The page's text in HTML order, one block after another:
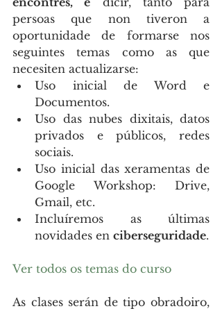
persoas que non tiveron a
oportunidade de formarse nos
seguintes temas como as que
necesiten actualizarse:
Uso inicial de Word e
Documentos.
Uso das nubes dixitais, datos
privados e públicos, redes
sociais.
Uso inicial das xeramentas de
Google Workshop: Drive,
Gmail, etc.
Incluíremos as últimas
novidades en ciberseguridade.
Ver todos os temas do curso
As clases serán de tipo obradoiro,